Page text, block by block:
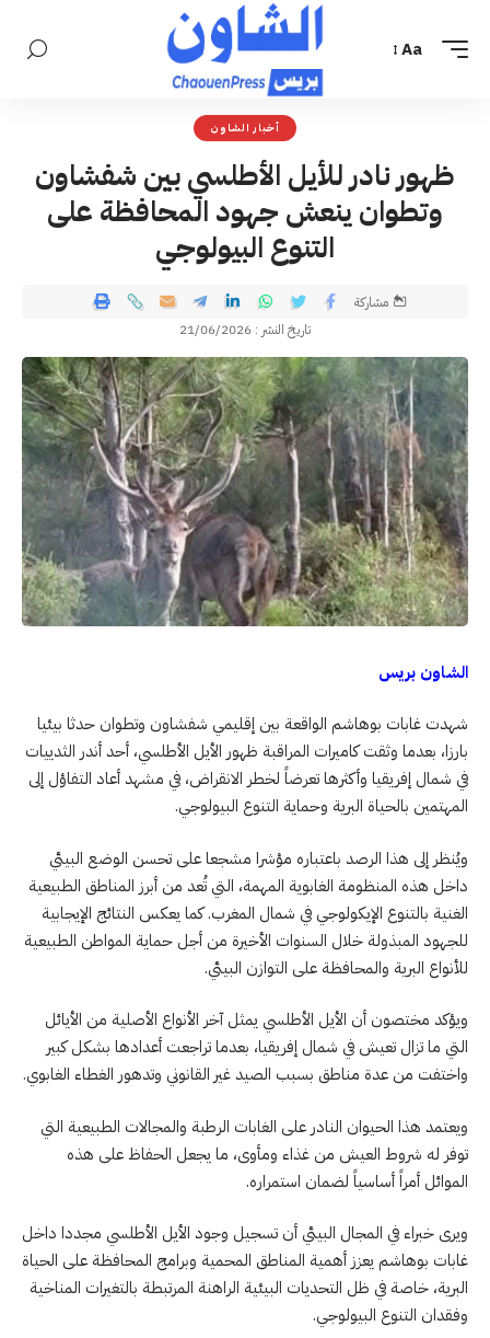
Aa
أخبار الشاون
ظهور نادر للأيل الأطلسي بين شفشاون
وتطوان ينعش جهود المحافظة على
التنوع البيولوجي
تاريخ النشر : 21/06/2026
مشاركة
الشاون بريس
شهدت غابات بوهاشم الواقعة بين إقليمي شفشاون وتطوان حدثا بيئيا
بارزا، بعدما وثقت كاميرات المراقبة ظهور الأيل الأطلسي، أحد أندر الثدييات
في شمال إفريقيا وأكثرها تعرضاً لخطر الانقراض، في مشهد أعاد التفاؤل إلى
المهتمين بالحياة البرية وحماية التنوع البيولوجي.
ويُنظر إلى هذا الرصد باعتباره مؤشرا مشجعا على تحسن الوضع البيئي
داخل هذه المنظومة الغابوية المهمة، التي تُعد من أبرز المناطق الطبيعية
الغنية بالتنوع الإيكولوجي في شمال المغرب. كما يعكس النتائج الإيجابية
للجهود المبذولة خلال السنوات الأخيرة من أجل حماية المواطن الطبيعية
للأنواع البرية والمحافظة على التوازن البيئي.
ويؤكد مختصون أن الأيل الأطلسي يمثل آخر الأنواع الأصلية من الأيائل
التي ما تزال تعيش في شمال إفريقيا، بعدما تراجعت أعدادها بشكل كبير
واختفت من عدة مناطق بسبب الصيد غير القانوني وتدهور الغطاء الغابوي.
ويعتمد هذا الحيوان النادر على الغابات الرطبة والمجالات الطبيعية التي
توفر له شروط العيش من غذاء ومأوى، ما يجعل الحفاظ على هذه
الموائل أمراً أساسياً لضمان استمراره.
ويرى خبراء في المجال البيئي أن تسجيل وجود الأيل الأطلسي مجددا داخل
غابات بوهاشم يعزز أهمية المناطق المحمية وبرامج المحافظة على الحياة
البرية، خاصة في ظل التحديات البيئية الراهنة المرتبطة بالتغيرات المناخية
وفقدان التنوع البيولوجي.